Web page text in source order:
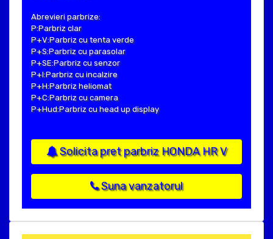
Abrevieri parbrize:
P:Parbriz clar
P+V:Parbriz cu tenta verde
P+S:Parbriz cu parasolar
P+SE:Parbriz cu senzor
P+I:Parbriz cu incalzire
P+H:Parbriz heliomat
P+C:Parbriz cu camera
P+Hud:Parbriz cu head up display
Solicita pret parbriz HONDA HR V
Suna vanzatorul